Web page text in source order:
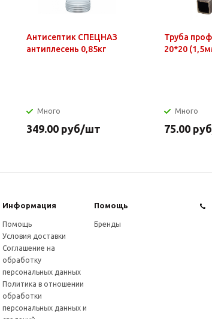
Антисептик СПЕЦНАЗ
антиплесень 0,85кг
Много
349.00 руб/шт
Труба
20*20
Много
75.00 руб
Информация Помощь
Помощь
Условия доставки
Соглашение на
обработку
персональных данных
Политика в отношении
обработки
персональных данных и
Бренды